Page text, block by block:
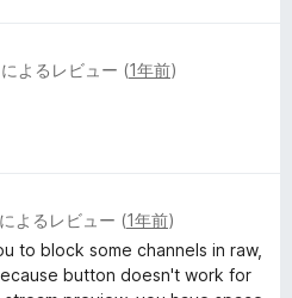
によるレビュー (1年前)
によるレビュー (1年前)
to block some channels in raw,
button doesn't work for